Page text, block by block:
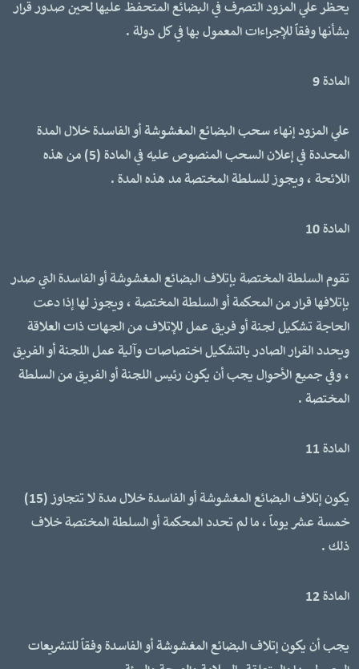
يحظر علي المزود التصرف في البضائع المتحفظ عليها لحين صدور قرار
بشأنها وفقاً للإجراءات المعمول بها في كل دولة .
المادة 9
علي المزود إنهاء سحب البضائع المغشوشة أو الفاسدة خلال المدة
المحددة في إعلان السحب المنصوص عليه في المادة (5) من هذه
اللائحة ، ويجوز للسلطة المختصة مد هذه المدة .
المادة 10
تقوم السلطة المختصة بإتلاف البضائع المغشوشة أو الفاسدة التي صدر
بإتلافها قرار من المحكمة أو السلطة المختصة ، ويجوز لها إذا دعت
الحاجة تشكيل لجنة أو فريق عمل للإتلاف من الجهات ذات العلاقة
ويحدد القرار الصادر بالتشكيل اختصاصات وآلية عمل اللجنة أو الفريق
، وفي جميع الأحوال يجب أن يكون رئيس اللجنة أو الفريق من السلطة
المختصة .
المادة 11
يكون إتلاف البضائع المغشوشة أو الفاسدة خلال مدة لا تتجاوز (15)
خمسة عشر يوماً ، ما لم تحدد المحكمة أو السلطة المختصة خلاف
ذلك .
المادة 12
يجب أن يكون إتلاف البضائع المغشوشة أو الفاسدة وفقاً للتشريعات